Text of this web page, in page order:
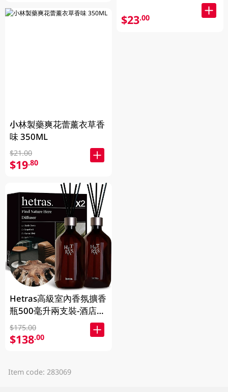
小林製藥爽花蕾薰衣草香
味 350ML
$21.00
$19.80
Hetras高級室內香氛擴香
瓶500毫升兩支裝-酒店木
香 1BX
$175.00
$138.00
$23.00
Item code: 283069